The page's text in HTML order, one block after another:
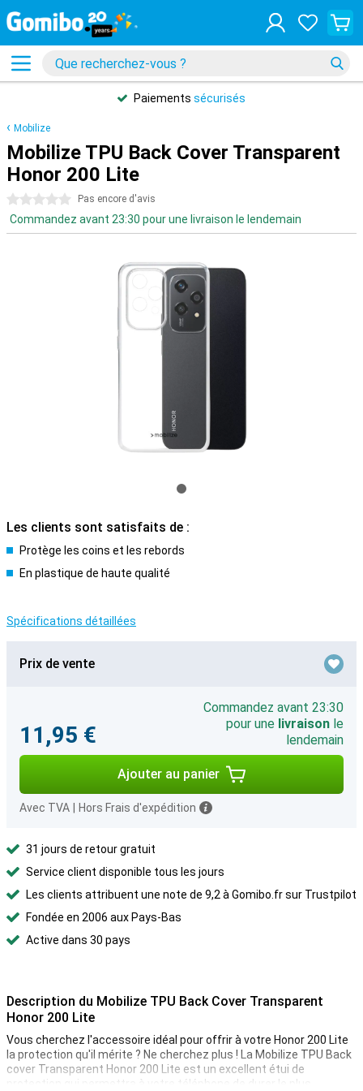
Paiements sécurisés
Mobilize
Mobilize TPU Back Cover Transparent
Honor 200 Lite
0 étoiles Pas encore d'avis
Commandez avant 23:30 pour une livraison le lendemain
Les clients sont satisfaits de :
Protège les coins et les rebords
En plastique de haute qualité
Spécifications détaillées
Prix de vente
11,95 €
Commandez avant 23:30
pour une livraison le
lendemain
Ajouter au panier
Avec TVA Hors Frais d'expédition
31 jours de retour gratuit
Service client disponible tous les jours
Les clients attribuent une note de 9,2 à Gomibo.fr sur Trustpilot
Fondée en 2006 aux Pays-Bas
Active dans 30 pays
Description du Mobilize TPU Back Cover Transparent
Honor 200 Lite
Vous cherchez l'accessoire idéal pour offrir à votre Honor 200 Lite
la protection qu'il mérite ? Ne cherchez plus ! La Mobilize TPU Back
cover Transparent Honor 200 Lite est un excellent étui de
protection qui permettra à votre téléphone de durer le plus